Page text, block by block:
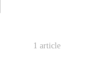
1 article